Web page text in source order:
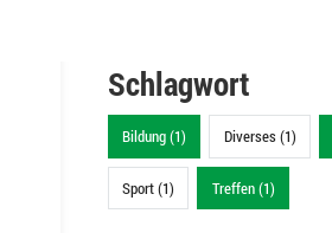
Schlagwort
Bildung (1) Diverses (1)
Sport (1) Treffen (1)